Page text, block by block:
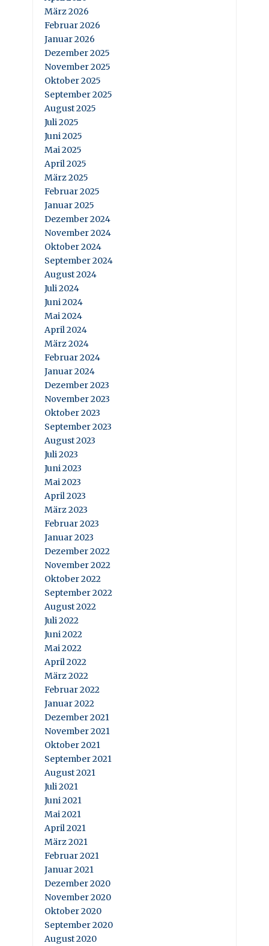
März 2026
Februar 2026
Januar 2026
Dezember 2025
November 2025
Oktober 2025
September 2025
August 2025
Juli 2025
Juni 2025
Mai 2025
April 2025
März 2025
Februar 2025
Januar 2025
Dezember 2024
November 2024
Oktober 2024
September 2024
August 2024
Juli 2024
Juni 2024
Mai 2024
April 2024
März 2024
Februar 2024
Januar 2024
Dezember 2023
November 2023
Oktober 2023
September 2023
August 2023
Juli 2023
Juni 2023
Mai 2023
April 2023
März 2023
Februar 2023
Januar 2023
Dezember 2022
November 2022
Oktober 2022
September 2022
August 2022
Juli 2022
Juni 2022
Mai 2022
April 2022
März 2022
Februar 2022
Januar 2022
Dezember 2021
November 2021
Oktober 2021
September 2021
August 2021
Juli 2021
Juni 2021
Mai 2021
April 2021
März 2021
Februar 2021
Januar 2021
Dezember 2020
November 2020
Oktober 2020
September 2020
August 2020